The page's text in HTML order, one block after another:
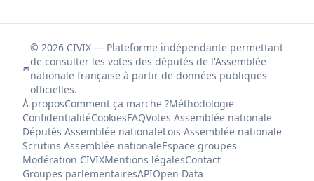
© 2026 CIVIX — Plateforme indépendante permettant
de consulter les votes des députés de l'Assemblée
nationale française à partir de données publiques
officielles.
À proposComment ça marche ?Méthodologie
ConfidentialitéCookiesFAQVotes Assemblée nationale
Députés Assemblée nationaleLois Assemblée nationale
Scrutins Assemblée nationaleEspace groupes
Modération CIVIXMentions légalesContact
Groupes parlementairesAPIOpen Data